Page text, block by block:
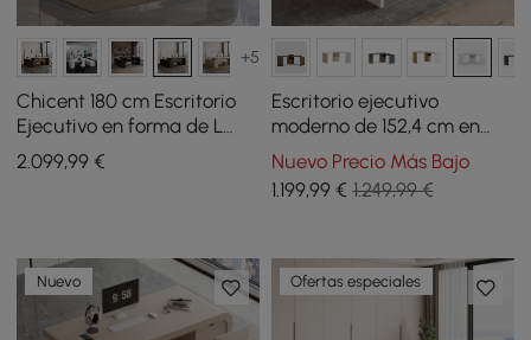
+5
Chicent 180 cm Escritorio
Ejecutivo en forma de L
Smoked Brown con retorno
a la derecha
2.099,99 €
Escritorio ejecutivo
moderno de 152,4 cm en
forma de L, blanco cálido
mate, con cajones, diseño
giratorio
Nuevo Precio Más Bajo
1.199,99€ 1.249,99 €
Nuevo Ofertas especiales